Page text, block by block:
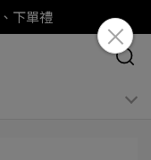
下單禮